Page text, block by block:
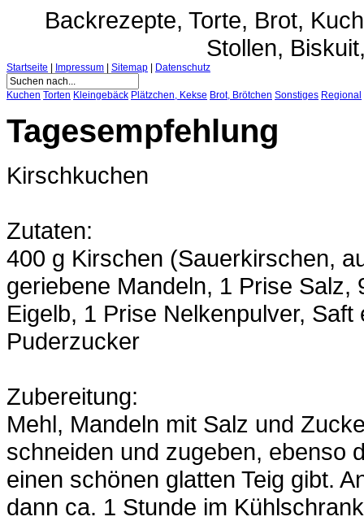
Backrezepte, Torte, Brot,
Stollen,
Startseite Impressum Sitemap Datenschutz
Kuchen Torten Kleingebäck Plätzchen, Kekse Brot, Brötchen Sonstiges Regional
Tagesempfehlung
Kirschkuchen
Zutaten:
400 g Kirschen (Sauerkirschen,
geriebene Mandeln, 1 Prise Salz,
Eigelb, 1 Prise Nelkenpulver,
Puderzucker
Zubereitung:
Mehl, Mandeln mit Salz und
schneiden und zugeben, ebenso
einen schönen glatten Teig gibt.
dann ca. 1 Stunde im